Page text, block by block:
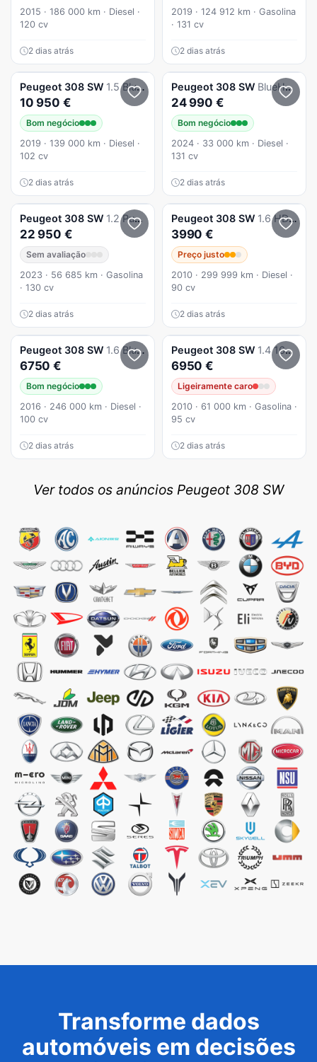
2015 · 186 000 km · Diesel ·
120 cv
2 dias atrás
2019 · 124 912 km · Gasolina
· 131 cv
2 dias atrás
Peugeot 308 SW 1.5 BlueHDi Style J17
10 950 €
Bom negócio
2019 · 139 000 km · Diesel ·
102 cv
2 dias atrás
Peugeot 308 SW BlueHDi 130 EAT8 GT EXCLUSIVE
24 990 €
Bom negócio
2024 · 33 000 km · Diesel ·
131 cv
2 dias atrás
Peugeot 308 SW 1.2 PureTech GT EAT8
22 950 €
Sem avaliação
2023 · 56 685 km · Gasolina
· 130 cv
2 dias atrás
Peugeot 308 SW 1.6 HDi SE Navteq
3990 €
Preço justo
2010 · 299 999 km · Diesel ·
90 cv
2 dias atrás
Peugeot 308 SW 1.6 BlueHDi Style
6750 €
Bom negócio
2016 · 246 000 km · Diesel ·
100 cv
2 dias atrás
Peugeot 308 SW 1.4 16V Premium
6950 €
Ligeiramente caro
2010 · 61 000 km · Gasolina ·
95 cv
2 dias atrás
Ver todos os anúncios Peugeot 308 SW
Transforme dados
automóveis em decisões